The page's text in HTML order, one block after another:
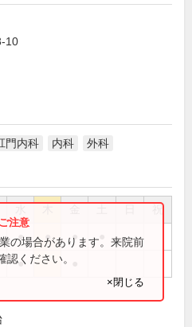
10
門内科 内科 外科
祝
● ● ●
●
の場合があります。来院前
ください。
×閉じる